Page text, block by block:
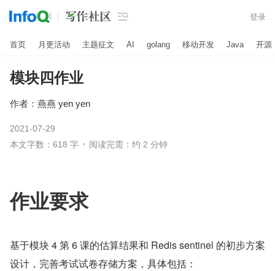
 登录
首页 月更活动 主题征文 AI golang 移动开发 Java 开源
模块四作业
作者： 燕燕 yen yen
2021-07-29
本文字数：618 字
阅读完需：约 2 分钟
作业要求
基于模块 4 第 6 课的估算结果和 Redis sentinel 的初步方案
设计，完善考试试卷存储方案，具体包括：